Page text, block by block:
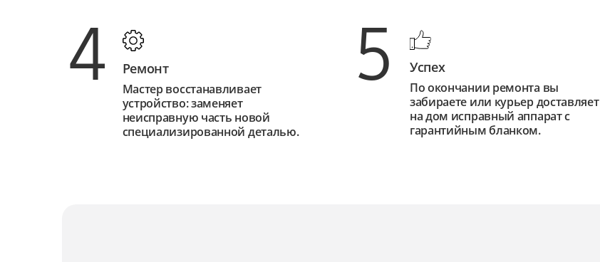
4 Ремонт
Мастер восстанавливает
устройство: заменяет
неисправную часть новой
специализированной деталью.
5 Успех
По окончании ремонта вы
забираете или курьер доставляет
на дом исправный аппарат с
гарантийным бланком.